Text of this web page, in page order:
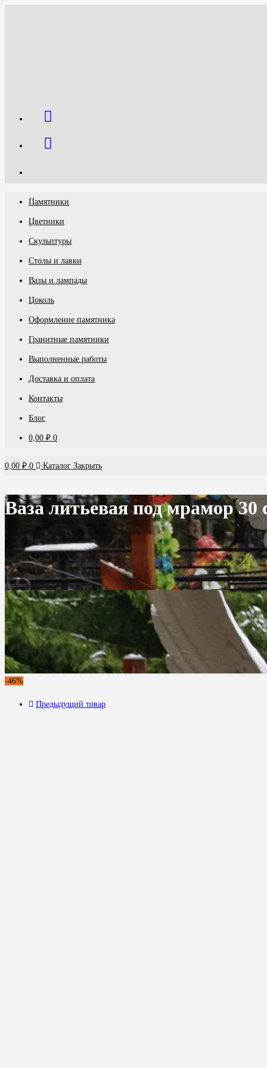
Памятники
Цветники
Скульптуры
Столы и лавки
Вазы и лампады
Цоколь
Оформление памятника
Гранитные памятники
Выполненные работы
Доставка и оплата
Контакты
Блог
0,00 ₽ 0
0,00 ₽ 0 Каталог Закрыть
Ваза литьевая под мрамор 30
-46%
Предыдущий товар